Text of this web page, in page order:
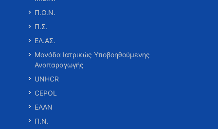
Π.Ο.Ν.
Π.Σ.
ΕΛ.ΑΣ.
Μονάδα Ιατρικώς Υποβοηθούμενης
Αναπαραγωγής
UNHCR
CEPOL
ΕΑΑΝ
Π.Ν.